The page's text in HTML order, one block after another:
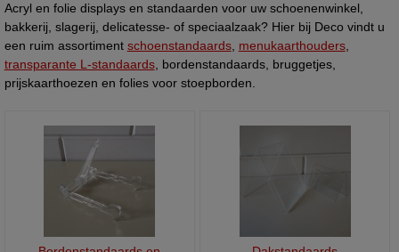
Acryl en folie displays en standaarden voor uw schoenenwinkel,
bakkerij, slagerij, delicatesse- of speciaalzaak? Hier bij Deco vindt u
een ruim assortiment schoenstandaards, menukaarthouders,
transparante L-standaards, bordenstandaards, bruggetjes,
prijskaarthoezen en folies voor stoepborden.